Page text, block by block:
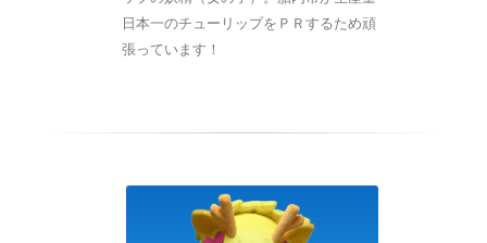
日本一のチューリップをＰＲするため頑
張っています！